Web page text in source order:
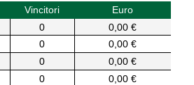
Vincitori
Euro
0
0,00 €
0
0,00 €
0
0,00 €
0
0,00 €